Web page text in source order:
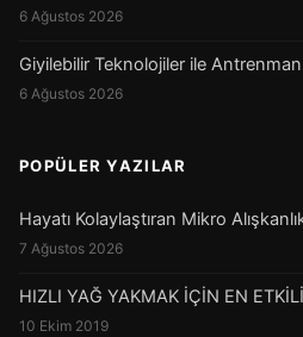
6 Ağustos 2026
Giyilebilir Teknolojiler ile
6 Ağustos 2026
POPÜLER YAZILAR
Hayatı Kolaylaştıran Mikro
7 Ağustos 2026
HIZLI YAĞ YAKMAK İÇİN EN
10 Ekim 2019